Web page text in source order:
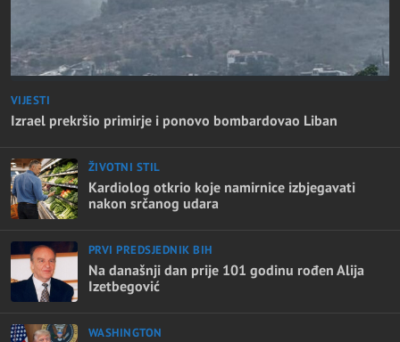
VIJESTI
Izrael prekršio primirje i ponovo bombardovao Liban
ŽIVOTNI STIL
Kardiolog otkrio koje namirnice izbjegavati
nakon srčanog udara
PRVI PREDSJEDNIK BIH
Na današnji dan prije 101 godinu rođen Alija
Izetbegović
WASHINGTON